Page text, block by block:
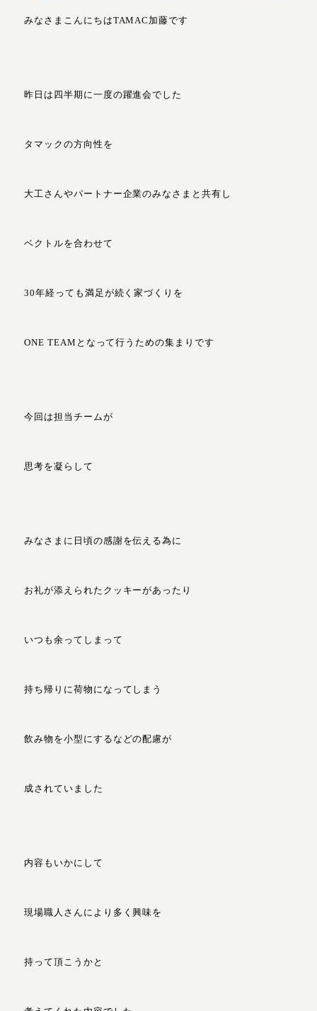
みなさまこんにちはTAMAC加藤です
昨日は四半期に一度の躍進会でした
タマックの方向性を
大工さんやパートナー企業のみなさまと共有し
ベクトルを合わせて
30年経っても満足が続く家づくりを
ONE TEAMとなって行うための集まりです
今回は担当チームが
思考を凝らして
みなさまに日頃の感謝を伝える為に
お礼が添えられたクッキーがあったり
いつも余ってしまって
持ち帰りに荷物になってしまう
飲み物を小型にするなどの配慮が
成されていました
内容もいかにして
現場職人さんにより多く興味を
持って頂こうかと